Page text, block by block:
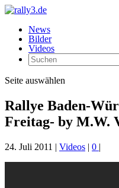
News
Bilder
Videos
Seite auswählen
Rallye Baden-
Freitag- by M.W.
24. Juli 2011 | Videos | 0 |